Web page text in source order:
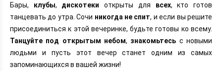
Бары, клубы, дискотеки открыты для всех, кто готов
танцевать до утра. Сочи никогда не спит, и если вы решите
присоединиться к этой вечеринке, будьте готовы ко всему.
Танцуйте под открытым небом, знакомьтесь с новыми
людьми и пусть этот вечер станет одним из самых
запоминающихся в вашей жизни!